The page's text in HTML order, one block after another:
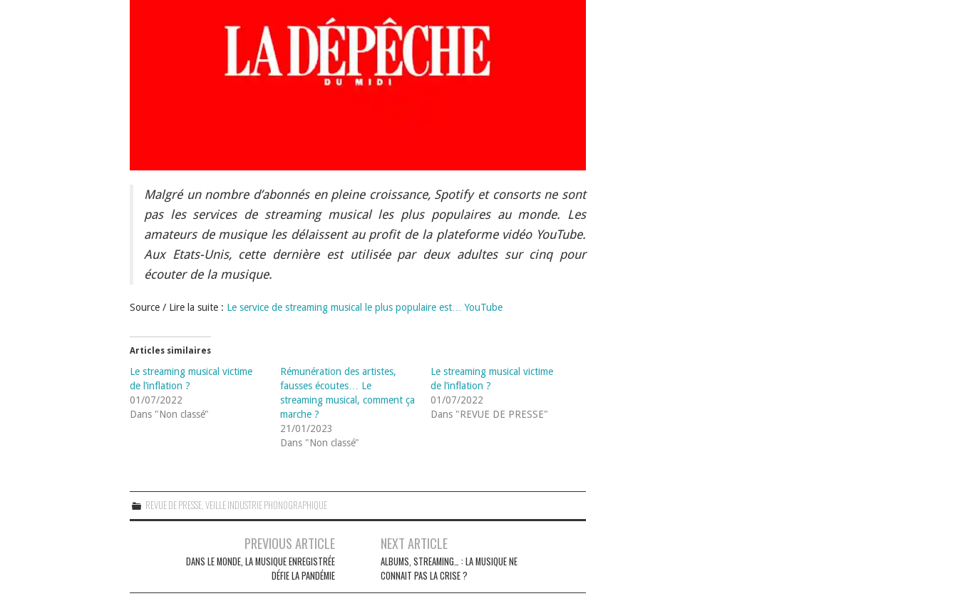
Malgré un nombre d’abonnés en pleine croissance, Spotify et consorts ne sont
pas les services de streaming musical les plus populaires au monde. Les
amateurs de musique les délaissent au profit de la plateforme vidéo YouTube.
Aux Etats-Unis, cette dernière est utilisée par deux adultes sur cinq pour
écouter de la musique.
Source / Lire la suite : Le service de streaming musical le plus populaire est… YouTube
Articles similaires
Le streaming musical victime
de l’inflation ?
01/07/2022
Dans "Non classé"
Rémunération des artistes,
fausses écoutes… Le
streaming musical, comment ça
marche ?
21/01/2023
Dans "Non classé"
Le streaming musical victime
de l’inflation ?
01/07/2022
Dans "REVUE DE PRESSE"
REVUE DE PRESSE,VEILLE INDUSTRIE PHONOGRAPHIQUE
PREVIOUS ARTICLE
DANS LE MONDE, LA MUSIQUE ENREGISTRÉE
DÉFIE LA PANDÉMIE
NEXT ARTICLE
ALBUMS, STREAMING… : LA MUSIQUE NE
CONNAIT PAS LA CRISE ?